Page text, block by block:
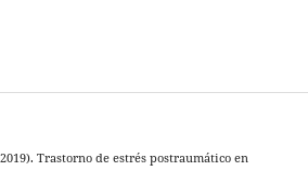
Trastorno de estrés postraumático en